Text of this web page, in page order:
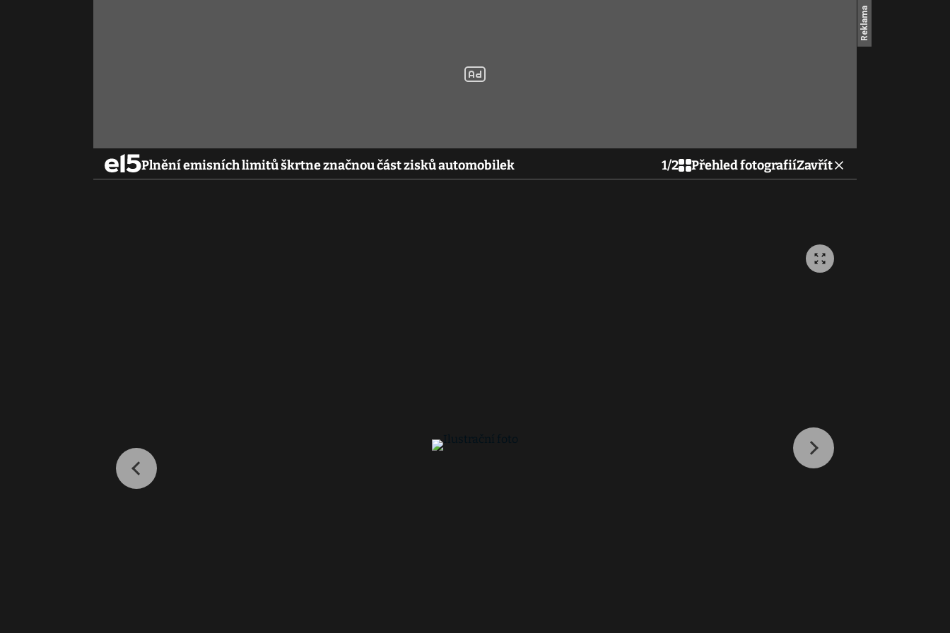
Plnění emisních limitů škrtne značnou část zisků automobilek 1/2 Přehled fotografiíZavřít